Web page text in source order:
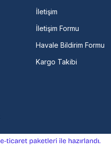
İletişim
İletişim Formu
Havale Bildirim Formu
Kargo Takibi
ideasoft
e-